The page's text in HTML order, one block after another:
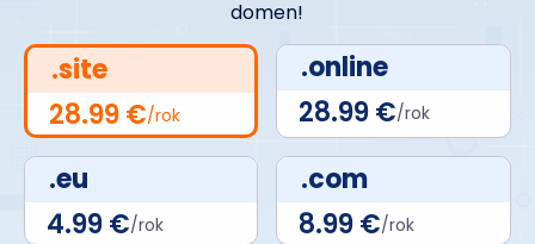
domen!
.site
28.99 €/rok
.online
28.99 €/rok
.eu
4.99 €/rok
.com
8.99 €/rok